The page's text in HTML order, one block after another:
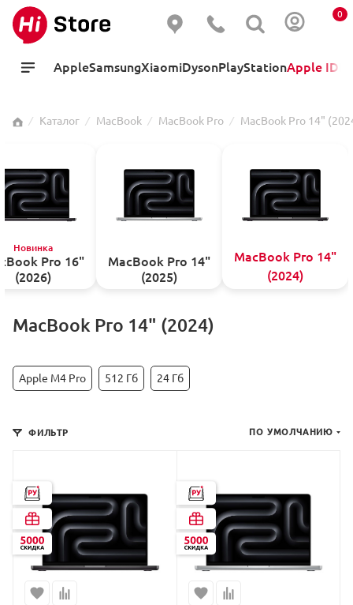
0
AppleSamsungXiaomiDysonPlayStationApple ID
⁄ Каталог ⁄ MacBook ⁄ MacBook Pro ⁄ MacBook Pro 14"
Pro 16"
(2026)
Новинка
MacBook Pro 14"
(2025)
MacBook Pro 14"
(2024)
MacBook Pro 14" (2024)
Apple M4 Pro 512 Гб 24 Гб
ФИЛЬТР ПО УМОЛЧАНИЮ